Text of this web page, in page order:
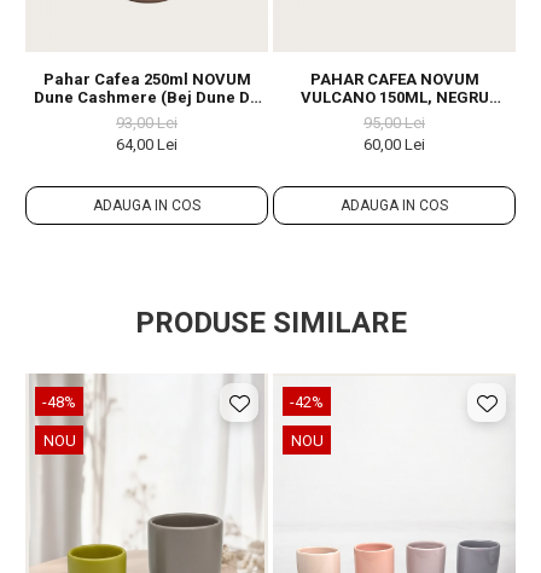
Pahar Cafea 250ml NOVUM
Dune Cashmere (Bej Dune De
Cașmir Lucios) Gresie
Ceramică Glazurată Manual
93,00 Lei
64,00 Lei
ADAUGA IN COS
PAHAR CAFEA NOVUM
VULCANO 150ML, NEGRU
CARBON MAT (ESPRESSO,
CAPPUCCINO) GRESIE
GLAZURATĂ
95,00 Lei
60,00 Lei
ADAUGA IN COS
PRODUSE SIMILARE
-48%
NOU
-42%
NOU